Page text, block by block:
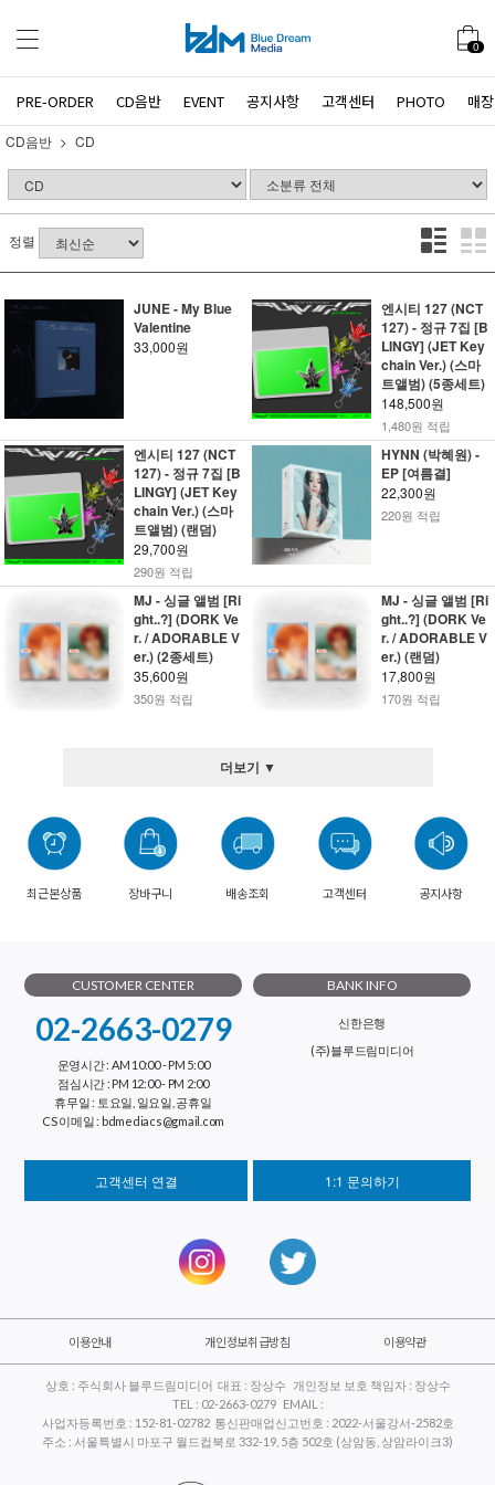
0
PRE-ORDER CD음반 EVENT 공지사항 고객센터 PHOTO 매
CD음반 CD
정렬
JUNE - My Blue
Valentine
33,000원
엔시티 127 (NCT
127) - 정규 7집 [B
LINGY] (JET Key
chain Ver.) (스마
트앨범) (5종세트)
148,500원
1,480원 적립
엔시티 127 (NCT
127) - 정규 7집 [B
LINGY] (JET Key
chain Ver.) (스마
트앨범) (랜덤)
29,700원
290원 적립
HYNN (박혜원) -
EP [여름결]
22,300원
220원 적립
MJ - 싱글 앨범 [Ri
ght..?] (DORK Ve
r. / ADORABLE V
er.) (2종세트)
35,600원
350원 적립
MJ - 싱글 앨범 [Ri
ght..?] (DORK Ve
r. / ADORABLE V
er.) (랜덤)
17,800원
170원 적립
더보기 ▼
최근본상품 장바구니 배송조회 고객센터 공지사항
CUSTOMER CENTER
02-2663-0279
운영시간 : AM 10:00 - PM 5:00
점심시간 : PM 12:00 - PM 2:00
휴무일 : 토요일, 일요일, 공휴일
CS 이메일 : bdmediacs@gmail.com
BANK INFO
신한은행
(주)블루드림미디어
고객센터 연결 1:1 문의하기
이용안내 개인정보취급방침 이용약관
상호 : 주식회사 블루드림미디어 대표 : 장상수 개인정보 보호 책임자 : 장상수
TEL : 02-2663-0279 EMAIL :
사업자등록번호 : 152-81-02782 통신판매업신고번호 : 2022-서울강서-2582호
주소 : 서울특별시 마포구 월드컵북로 332-19, 5층 502호 (상암동, 상암라이크3)